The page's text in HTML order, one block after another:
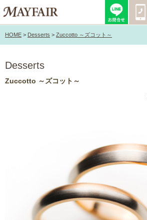
HOME > Desserts > Zuccotto ～ズコット～
Desserts
Zuccotto ～ズコット～